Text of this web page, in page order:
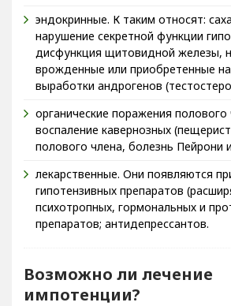
эндокринные. К таким относят:
нарушение секретной функции
дисфункция щитовидной железы,
врожденные или приобретенные
выработки андрогенов
органические поражения
воспаление кавернозных
полового члена, болезнь Пейрони
лекарственные. Они появляются
гипотензивных препаратов
психотропных, гормональных и
препаратов; антидепрессантов.
Возможно ли лечение
импотенции?